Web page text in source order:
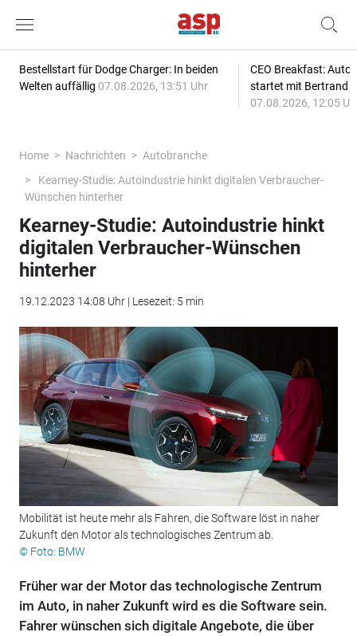
Bestellstart für Dodge Charger: In beiden
Welten auffällig 07.08.2026, 13:51 Uhr
CEO Breakfast:
startet mit Bertrand
07.08.2026, 12:05
Home Nachrichten
Autobranche
Kearney-Studie: Autoindustrie hinkt digitalen Verbraucher-
Wünschen hinterher
Kearney-Studie: Autoindustrie hinkt
digitalen Verbraucher-Wünschen
hinterher
19.12.2023 14:08 Uhr | Lesezeit: 5 min
Mobilität ist heute mehr als Fahren, die Software löst in naher
Zukunft den Motor als technologisches Zentrum ab.
© Foto: BMW
Früher war der Motor das technologische Zentrum
im Auto, in naher Zukunft wird es die Software sein.
Fahrer wünschen sich digitale Angebote, die über